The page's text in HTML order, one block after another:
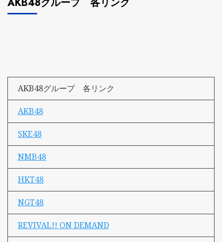
AKB48グループ 各リンク
AKB48
SKE48
NMB48
HKT48
NGT48
REVIVAL!! ON DEMAND